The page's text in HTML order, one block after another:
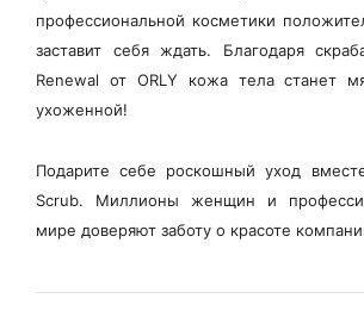
профессиональной косметики
заставит себя ждать. Благодаря
Renewal от ORLY кожа тела станет
ухоженной!
Подарите себе роскошный уход
Scrub. Миллионы женщин и
мире доверяют заботу о красоте